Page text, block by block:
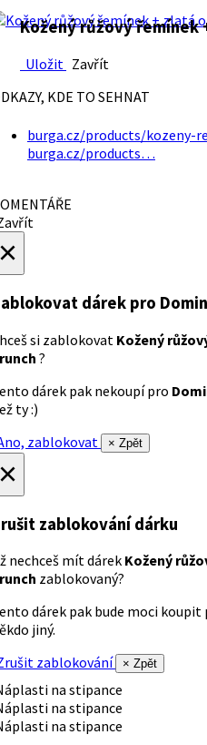
Kožený růžový řemínek
Uložit Zavřít
KDE TO SEHNAT
burga.cz/products/kozeny-
burga.cz/products…
dárek pro
si zablokovat Kožený
?
dárek pak nekoupí pro
ty :)
zablokovat
× Zpět
zablokování dárku
nechceš mít dárek Kožený
zablokovaný?
dárek pak bude moci koupit
jiný.
zablokování
× Zpět